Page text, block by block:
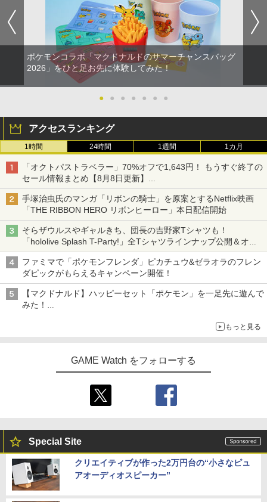
￥2,580
ポケモンコラボ「マクドナルドのサマーチャンスバッグ
2026」をひと足お先に体験してみた！
● ● ● ● ● ● ●
アクセスランキング
1時間 24時間 1週間 1カ月
「オクトパストラベラー」70%オフで1,643円！ もうすぐ終了の
セール情報まとめ【8月8日更新】
ニンテンドーeショップでは「大神 絶景版」が67%オフで990円
手塚治虫氏のマンガ「リボンの騎士」を原案とするNetflix映画
「THE RIBBON HERO リボンヒーロー」本日配信開始
そらザウルスやギャルきち、団長の吉野家Tシャツも！
「hololive Splash T-Party!」全Tシャツラインナップ公開＆オン
ライン販売開始
ファミマで「ポケモンフレンダ」ピカチュウ&ゼラオラのフレン
ダピックがもらえるキャンペーン開催！
【マクドナルド】ハッピーセット「ポケモン」を一足先に遊んで
みた！
もっと見る
GAME Watch をフォローする
Special Site
クリエイティブが作った2万円台の“小さなピュ
アオーディオスピーカー”